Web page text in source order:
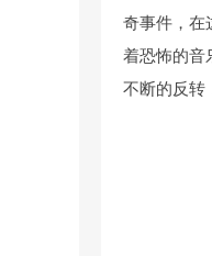
奇事件，在
着恐怖的音
不断的反转